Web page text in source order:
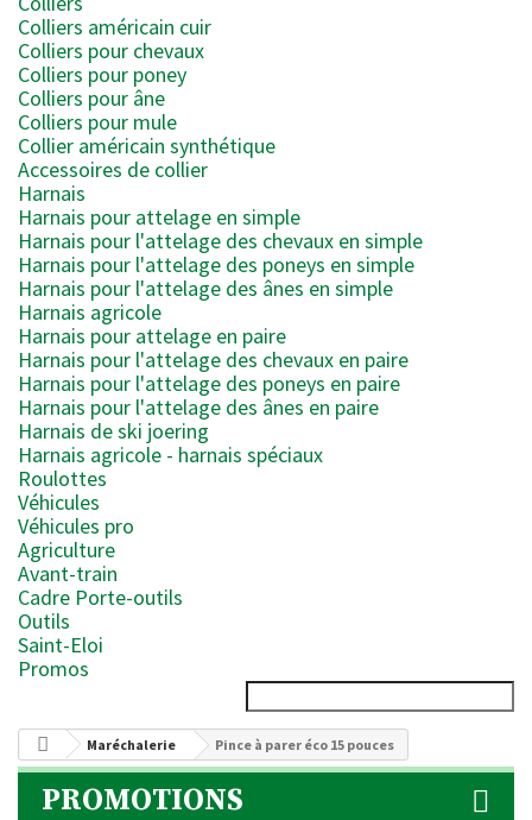
Colliers américain cuir
Colliers pour chevaux
Colliers pour poney
Colliers pour âne
Colliers pour mule
Collier américain synthétique
Accessoires de collier
Harnais
Harnais pour attelage en simple
Harnais pour l'attelage des chevaux en simple
Harnais pour l'attelage des poneys en simple
Harnais pour l'attelage des ânes en simple
Harnais agricole
Harnais pour attelage en paire
Harnais pour l'attelage des chevaux en paire
Harnais pour l'attelage des poneys en paire
Harnais pour l'attelage des ânes en paire
Harnais de ski joering
Harnais agricole - harnais spéciaux
Roulottes
Véhicules
Véhicules pro
Agriculture
Avant-train
Cadre Porte-outils
Outils
Saint-Eloi
Promos
Maréchalerie Pince à parer éco 15 pouces
PROMOTIONS